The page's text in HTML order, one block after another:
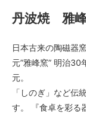
丹波焼 雅
日本古来の陶磁器
元”雅峰窯” 明治
元。
「しのぎ」など伝
す。 『食卓を彩